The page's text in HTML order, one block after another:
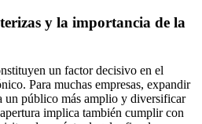
y la importancia de la
un factor decisivo en el
Para muchas empresas, expandir
un público más amplio y diversificar
implica también cumplir con